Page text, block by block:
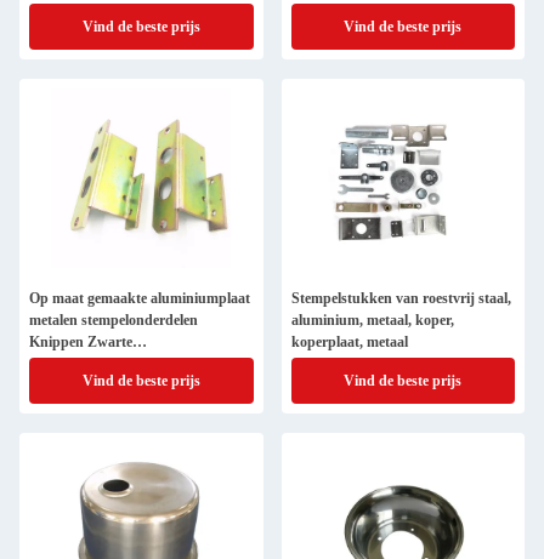
koper, koper, koper, koper, staal,
staal, staal, staal, staal, staal, staal,
staal, staal, staal, staal, staal, staal,
staal, staal, staal, staal, staal, staal
Vind de beste prijs Vind de beste prijs
Op maat gemaakte aluminiumplaat
metalen stempelonderdelen
Knippen Zwarte
oppervlaktebehandeling Plaat
metalen vervaardiging
Vind de beste prijs
Stempelstukken van roestvrij staal,
aluminium, metaal, koper,
koperplaat, metaal
Vind de beste prijs